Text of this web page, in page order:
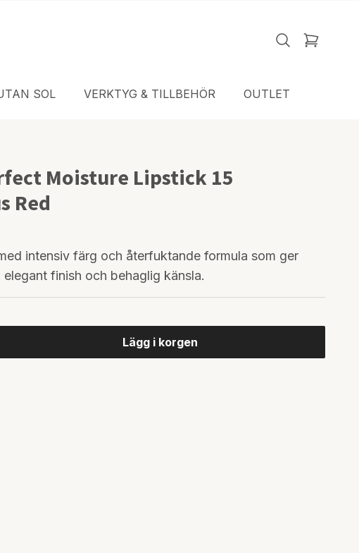
SOL VERKTYG & TILLBEHÖR OUTLET
Moisture Lipstick 15
Red
intensiv färg och återfuktande formula som ger
finish och behaglig känsla.
Lägg i korgen